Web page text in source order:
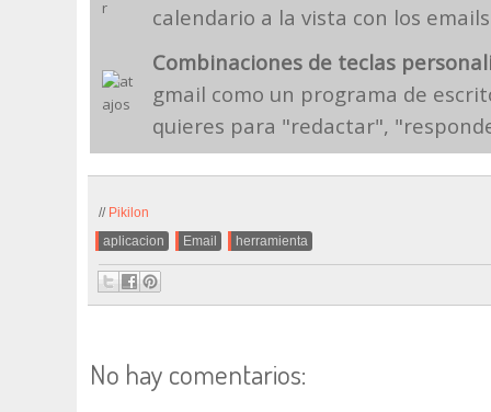
calendario a la vista con los
Combinaciones de teclas
gmail como un programa de
quieres para "redactar",
// Pikilon
aplicacion Email herramienta
No hay comentarios: